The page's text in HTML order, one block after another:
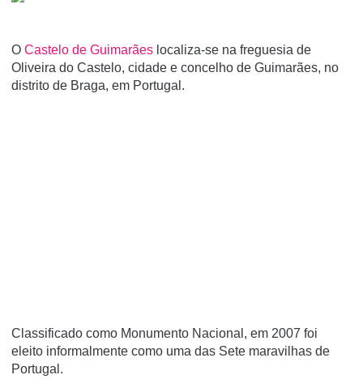
O Castelo de Guimarães localiza-se na freguesia de
Oliveira do Castelo, cidade e concelho de Guimarães, no
distrito de Braga, em Portugal.
Classificado como Monumento Nacional, em 2007 foi
eleito informalmente como uma das Sete maravilhas de
Portugal.